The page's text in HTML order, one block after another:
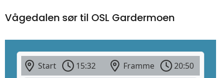
Vågedalen sør til OSL Gardermoen
Start 15:32 Framme
20:50